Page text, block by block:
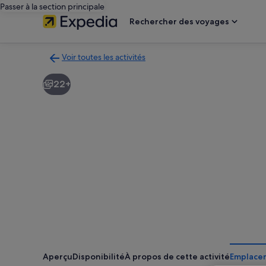
Passer à la section principale
Rechercher des voyages
Voir toutes les activités
à
la
22+
AperçuDisponibilitéÀ propos de cette activité